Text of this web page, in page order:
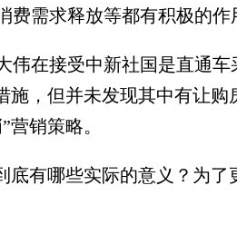
需求释放等都有积极的作
在接受中新社国是直通车
施，但并未发现其中有让购
营销策略。
有哪些实际的意义？为了